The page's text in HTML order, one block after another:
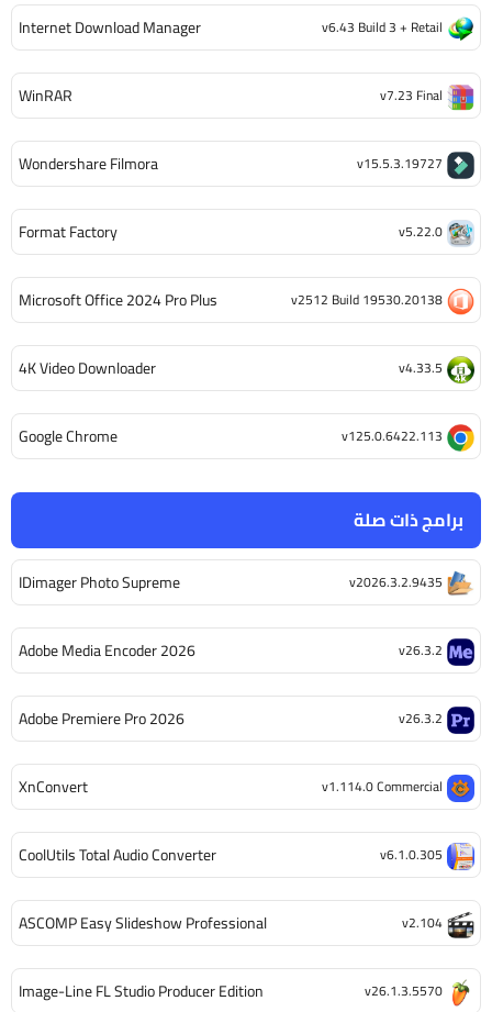
برامج ذات صلة
IDimager Photo Supreme v2026.3.2.9435
Adobe Media Encoder 2026 v26.3.2
Adobe Premiere Pro 2026 v26.3.2
XnConvert v1.114.0 Commercial
CoolUtils Total Audio Converter v6.1.0.305
ASCOMP Easy Slideshow Professional v2.104
Image-Line FL Studio Producer Edition v26.1.3.5570
Internet Download Manager v6.43 Build 3 + Retail
WinRAR v7.23 Final
Wondershare Filmora v15.5.3.19727
Format Factory v5.22.0
Microsoft Office 2024 Pro Plus v2512 Build 19530.20138
4K Video Downloader v4.33.5
Google Chrome v125.0.6422.113